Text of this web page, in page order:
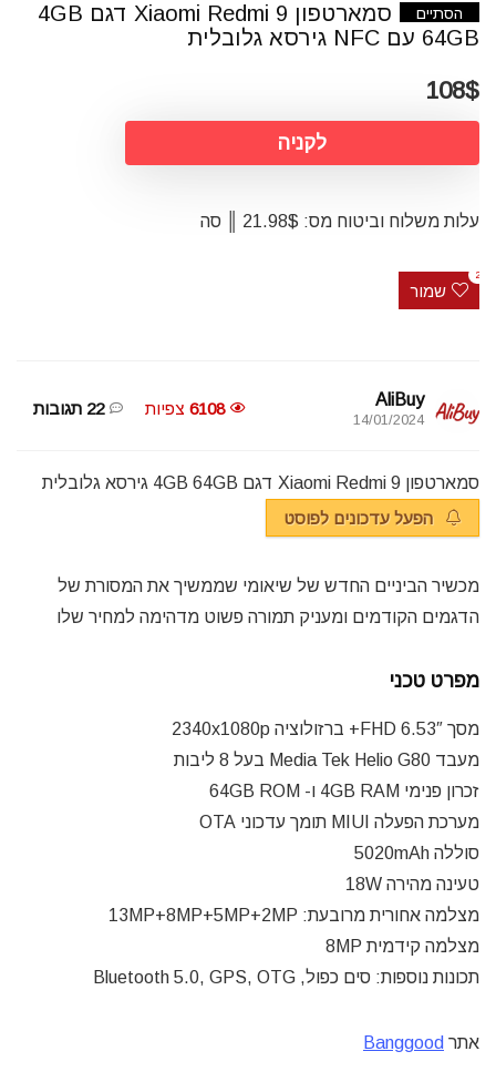
הסתיים
סמארטפון Xiaomi Redmi 9 דגם 4GB
64GB עם NFC גירסא גלובלית
108$
לקניה
עלות משלוח וביטוח מס: 21.98$ ║ סה
שמור
2
AliBuy
14/01/2024
6108 צפיות 22 תגובות
סמארטפון Xiaomi Redmi 9 דגם 4GB 64GB גירסא גלובלית
הפעל עדכונים לפוסט
מכשיר הביניים החדש של שיאומי שממשיך את המסורת של
הדגמים הקודמים ומעניק תמורה פשוט מדהימה למחיר שלו
מפרט טכני
מסך 6.53″ FHD+ ברזולוציה 2340x1080p
מעבד Media Tek Helio G80 בעל 8 ליבות
זכרון פנימי 4GB RAM ו- 64GB ROM
מערכת הפעלה MIUI תומך עדכוני OTA
סוללה 5020mAh
טעינה מהירה 18W
מצלמה אחורית מרובעת: 13MP+8MP+5MP+2MP
מצלמה קידמית 8MP
תכונות נוספות: סים כפול, Bluetooth 5.0, GPS, OTG
אתר Banggood